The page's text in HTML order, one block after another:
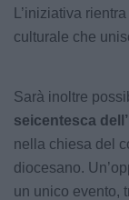
L’iniziativa
culturale che
Sarà inoltre
seicentesca
nella chiesa del
diocesano.
un unico evento,